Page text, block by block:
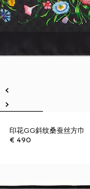
印花GG斜纹桑蚕丝方巾
€ 490